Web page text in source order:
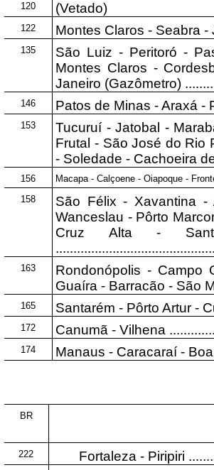
120 (Vetado)
122 Montes Claros - Seabra -
135
São Luiz - Peritoró -
Montes Claros -
Janeiro (Gazômetro) ........
146 Patos de Minas - Araxá -
153
Tucuruí - Jatobal -
Frutal - São José do Rio
- Soledade - Cachoeira
156
Macapa - Calçoene - Oiapoque -
158
São Félix - Xavantina -
Wanceslau - Pôrto
Cruz Alta -
163
Rondonópolis - Campo
Guaíra - Barracão - São
165 Santarém - Pôrto Artur -
172 Canumã - Vilhena
174 Manaus - Caracaraí -
BR
222 Fortaleza - Piripiri